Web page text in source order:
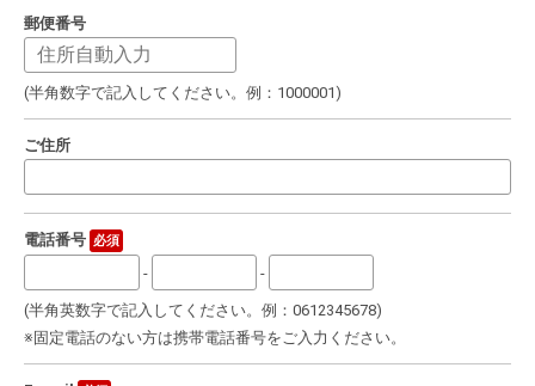
郵便番号
(半角数字で記入してください。例：1000001)
ご住所
電話番号 必須
- -
(半角英数字で記入してください。例：0612345678)
※固定電話のない方は携帯電話番号をご入力ください。